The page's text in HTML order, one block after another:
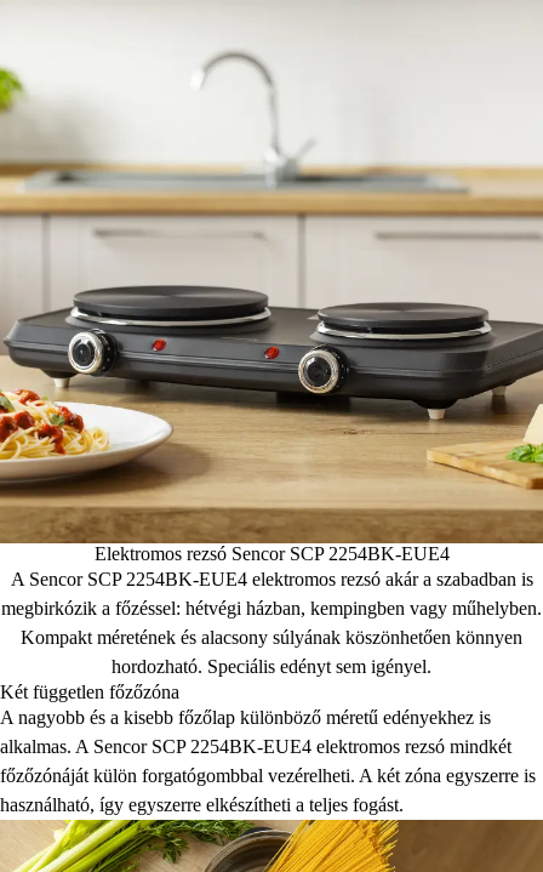
Elektromos rezsó Sencor SCP 2254BK-EUE4
A Sencor SCP 2254BK-EUE4 elektromos rezsó akár a szabadban is
megbirkózik a főzéssel: hétvégi házban, kempingben vagy műhelyben.
Kompakt méretének és alacsony súlyának köszönhetően könnyen
hordozható. Speciális edényt sem igényel.
Két független főzőzóna
A nagyobb és a kisebb főzőlap különböző méretű edényekhez is
alkalmas. A Sencor SCP 2254BK-EUE4 elektromos rezsó mindkét
főzőzónáját külön forgatógombbal vezérelheti. A két zóna egyszerre is
használható, így egyszerre elkészítheti a teljes fogást.